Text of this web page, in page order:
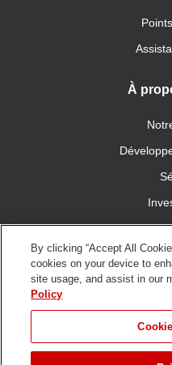
À
Connectez-
By clicking “Accept All
cookies on your device to
site usage, and assist in our
Policy